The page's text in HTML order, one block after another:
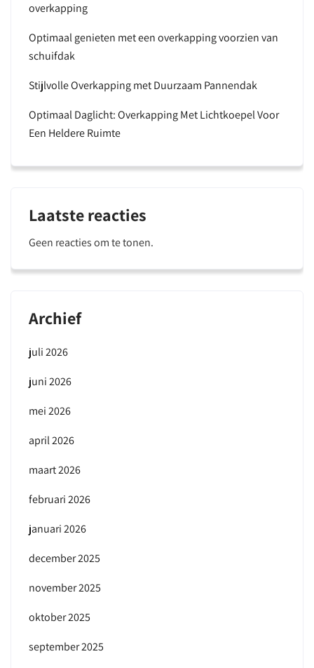
overkapping
Optimaal genieten met een overkapping voorzien van
schuifdak
Stijlvolle Overkapping met Duurzaam Pannendak
Optimaal Daglicht: Overkapping Met Lichtkoepel Voor
Een Heldere Ruimte
Laatste reacties
Geen reacties om te tonen.
Archief
juli 2026
juni 2026
mei 2026
april 2026
maart 2026
februari 2026
januari 2026
december 2025
november 2025
oktober 2025
september 2025